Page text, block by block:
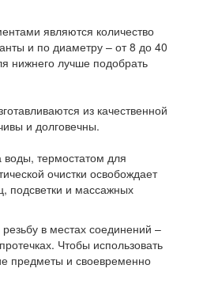
являются количество
и по диаметру – от 8 до 40
нижнего лучше подобрать
из качественной
и долговечны.
термостатом для
очистки освобождает
подсветки и массажных
в местах соединений –
Чтобы использовать
предметы и своевременно